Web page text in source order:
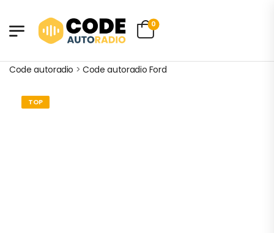
0
Code autoradio >Code autoradio Ford
TOP